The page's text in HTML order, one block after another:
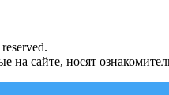
сайте, носят